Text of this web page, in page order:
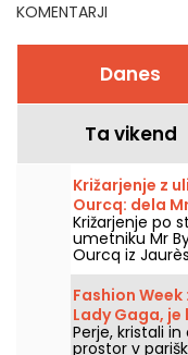
KOMENTARJI
Danes
Ta vikend
Križarjenje z
Ourcq: dela
vzdolž vode
Križarjenje po
umetniku Mr
Ourcq iz
v soboto 8.
razstava na
lahko
umetnikovega
izraz.
Fashion
Lady Gaga,
luksuznem
Perje, kristali
prostor v